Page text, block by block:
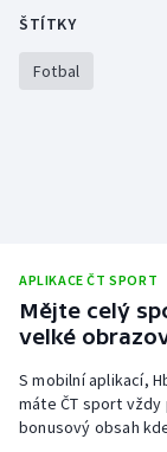
Ragby
Rychlobruslení
Rychlostní
Short track
ŠTÍTKY
Fotbal
APLIKACE ČT SPORT
Mějte celý
velké
S mobilní aplikací,
máte ČT sport
bonusový obsah